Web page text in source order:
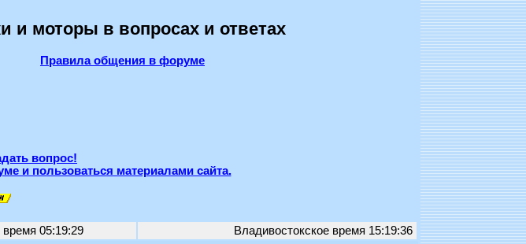
и моторы в вопросах и ответах
Правила общения в форуме
вопрос!
и пользоваться материалами сайта.
время 05:19:29 Владивостокское время 15:19:36